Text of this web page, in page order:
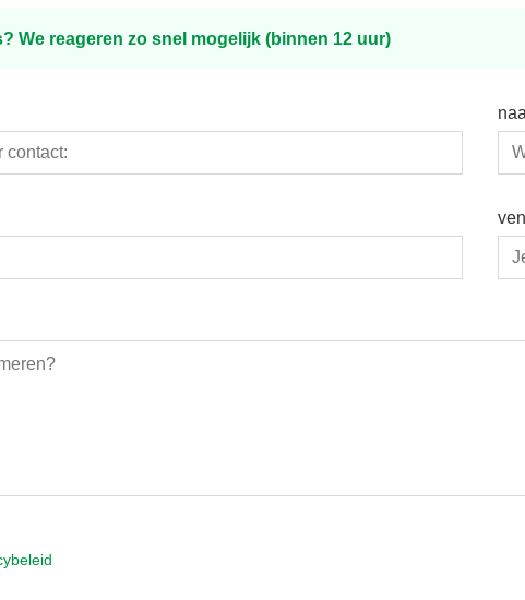
We reageren zo snel mogelijk (binnen 12 uur)